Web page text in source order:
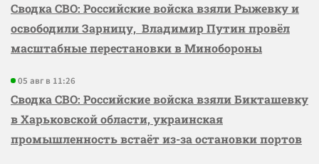
Сводка СВО: Российские войска взяли Рыжевку и
освободили Зарницу, Владимир Путин провёл
масштабные перестановки в Минобороны
05 авг в 11:26
Сводка СВО: Российские войска взяли Бикташевку
в Харьковской области, украинская
промышленность встаёт из-за остановки портов